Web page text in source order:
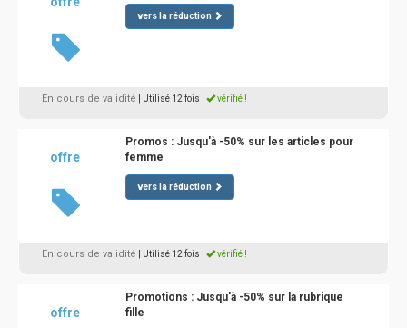
vers la réduction
En cours de validité | Utilisé 12 fois vérifié !
offre
Promos : Jusqu'à -50% sur les articles pour
femme
vers la réduction
En cours de validité | Utilisé 12 fois vérifié !
offre
Promotions : Jusqu'à -50% sur la rubrique
fille